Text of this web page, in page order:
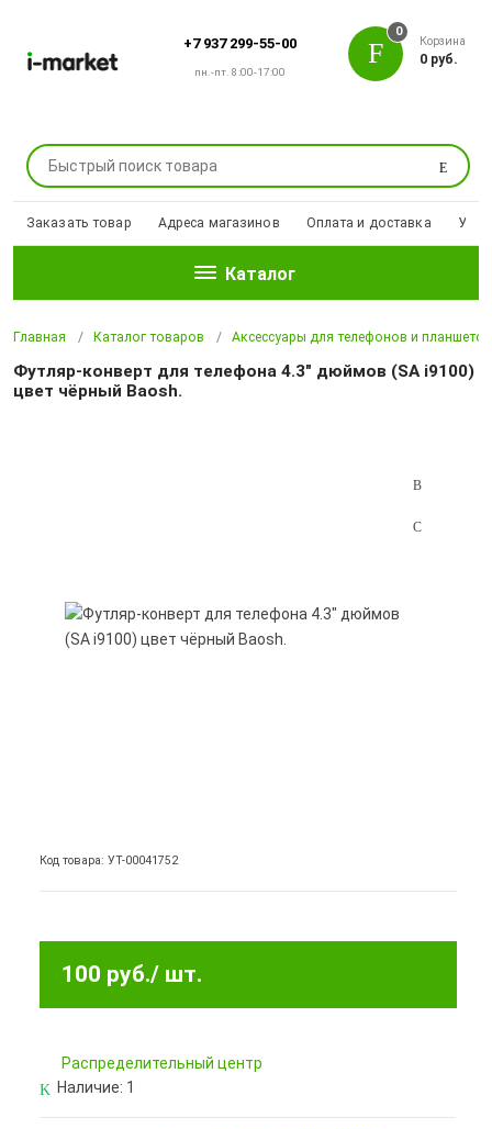
+7 937 299-55-00
пн.-пт. 8:00-17:00
Поиск
0
Корзина
0 руб.
Заказать товар Адреса магазинов Оплата и доставка
Каталог
Главная Каталог товаров Аксессуары для телефонов и планшетов
Футляр-конверт для телефона 4.3" дюймов (SA i9100)
цвет чёрный Baosh.
Код товара: УТ-00041752
100 руб./ шт.
Pаспределительный центр
Наличие: 1